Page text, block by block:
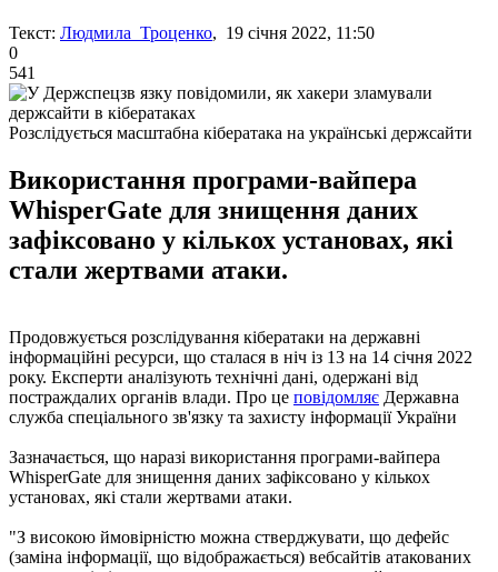
Текст: Людмила Троценко, 19 січня 2022, 11:50
0
541
Розслідується масштабна кібератака на українські держсайти
Використання програми-вайпера
WhisperGate для знищення даних
зафіксовано у кількох установах, які
стали жертвами атаки.
Продовжується розслідування кібератаки на державні
інформаційні ресурси, що сталася в ніч із 13 на 14 січня 2022
року. Експерти аналізують технічні дані, одержані від
постраждалих органів влади. Про це повідомляє Державна
служба спеціального зв'язку та захисту інформації України
Зазначається, що наразі використання програми-вайпера
WhisperGate для знищення даних зафіксовано у кількох
установах, які стали жертвами атаки.
"З високою ймовірністю можна стверджувати, що дефейс
(заміна інформації, що відображається) вебсайтів атакованих